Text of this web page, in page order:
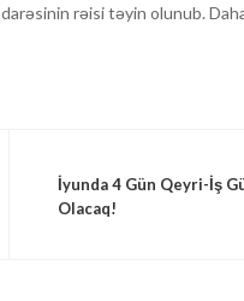
rəisi təyin olunub.
İyunda 4 Gün Qeyri-İş
Olacaq!